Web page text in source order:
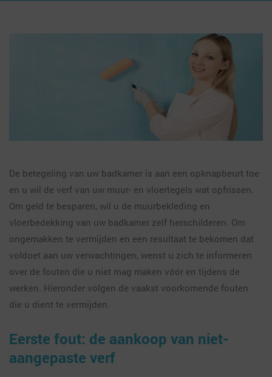
De betegeling van uw badkamer is aan een opknapbeurt toe
en u wil de verf van uw muur- en vloertegels wat opfrissen.
Om geld te besparen, wil u de muurbekleding en
vloerbedekking van uw badkamer zelf herschilderen. Om
ongemakken te vermijden en een resultaat te bekomen dat
voldoet aan uw verwachtingen, wenst u zich te informeren
over de fouten die u niet mag maken vóór en tijdens de
werken. Hieronder volgen de vaakst voorkomende fouten
die u dient te vermijden.
Eerste fout: de aankoop van niet-
aangepaste verf